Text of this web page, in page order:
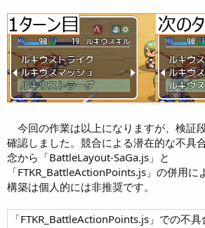
今回の作業は以上になりますが、検証
確認しました。競合による潜在的な不具
念から「BattleLayout-SaGa.js」と
「FTKR_BattleActionPoints.js」の併用
構築は個人的には非推奨です。
「FTKR_BattleActionPoints.js」での不具